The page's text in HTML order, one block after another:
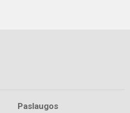
Paslaugos